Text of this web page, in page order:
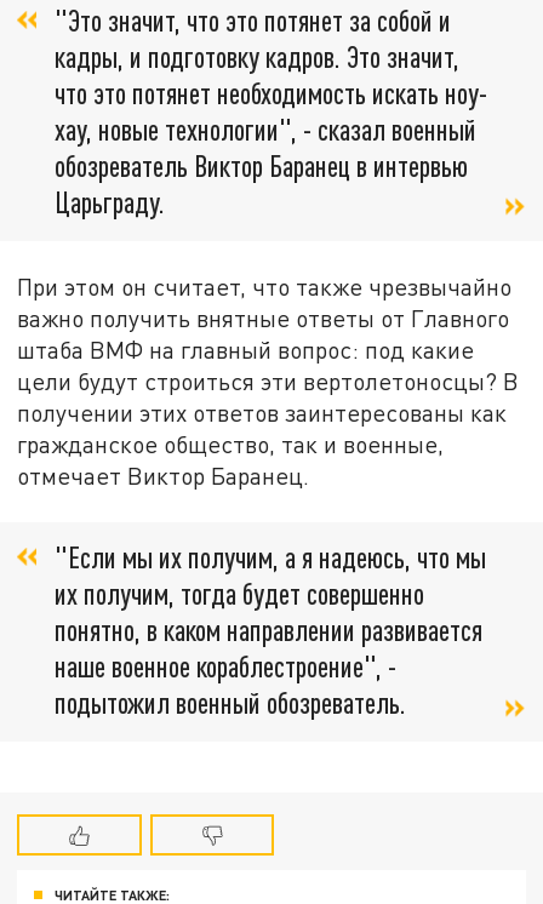
"Это значит, что это потянет за собой и
кадры, и подготовку кадров. Это значит,
что это потянет необходимость искать ноу-
хау, новые технологии", - сказал военный
обозреватель Виктор Баранец в интервью
Царьграду.
При этом он считает, что также чрезвычайно
важно получить внятные ответы от Главного
штаба ВМФ на главный вопрос: под какие
цели будут строиться эти вертолетоносцы? В
получении этих ответов заинтересованы как
гражданское общество, так и военные,
отмечает Виктор Баранец.
"Если мы их получим, а я надеюсь, что мы
их получим, тогда будет совершенно
понятно, в каком направлении развивается
наше военное кораблестроение", -
подытожил военный обозреватель.
ЧИТАЙТЕ ТАКЖЕ: